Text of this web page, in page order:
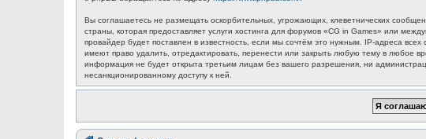
Вы соглашаетесь не размещать оскорбительных, угрожающих, клеветнических
страны, которая предоставляет услуги хостинга для форумов «CG in Games» или
провайдер будет поставлен в известность, если мы сочтём это нужным. IP-адреса
имеют право удалить, отредактировать, перенести или закрыть любую тему в любое
информация не будет открыта третьим лицам без вашего разрешения, ни
несанкционированному доступу к ней.